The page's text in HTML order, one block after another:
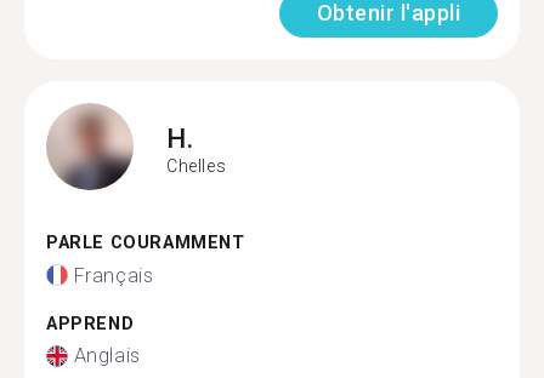
Obtenir l'appli
H.
Chelles
PARLE COURAMMENT
Français
APPREND
Anglais